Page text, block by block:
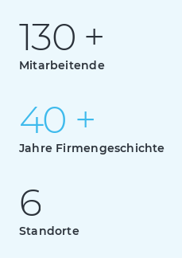
130 +
1
1
3
3
0
0
+
+
Mitarbeitende
40 +
4
4
0
0
+
+
Jahre Firmengeschichte
6
6
6
Standorte